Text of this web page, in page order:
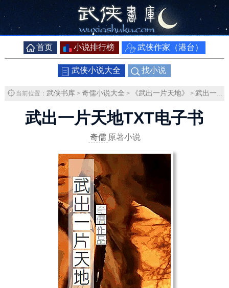
首页 小说排行榜 武侠作家（港台）
武侠小说大全 找小说
当前位置： 武侠书库> 奇儒小说大全 > 《武出一片天地》 > 武出一片天地TXT下载
武出一片天地TXT电子书
奇儒 原著小说